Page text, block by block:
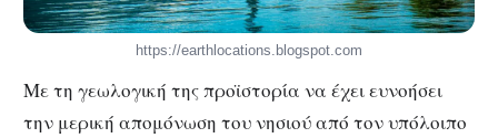
https://earthlocations.blogspot.com
Με τη γεωλογική της προϊστορία να έχει ευνοήσει
την μερική απομόνωση του νησιού από τον υπόλοιπο